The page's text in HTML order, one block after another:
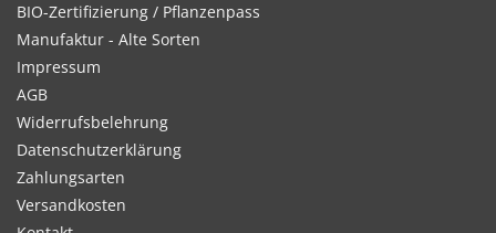
BIO-Zertifizierung / Pflanzenpass
Manufaktur - Alte Sorten
Impressum
AGB
Widerrufsbelehrung
Datenschutzerklärung
Zahlungsarten
Versandkosten